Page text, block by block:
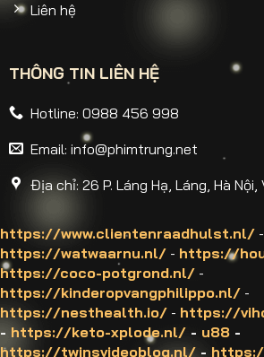
Liên hệ
THÔNG TIN LIÊN HỆ
Hotline: 0988 456 998
Email: info@phimtrung.net
Địa chỉ: 26 P. Láng Hạ, Láng, Hà Nội,
https://www.clientenraadhulst.nl/ -
https://watwaarnu.nl/ - https://
https://coco-potgrond.nl/ -
https://kinderopvangphilippo.nl/ -
https://nesthealth.io/ - https://
- https://keto-xplode.nl/ - u88 -
https://twinsvideoblog.nl/ -